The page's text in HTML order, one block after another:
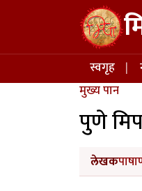
Skip to main content
Main
स्वगृह
मुख्य पान
पुणे
लेखक